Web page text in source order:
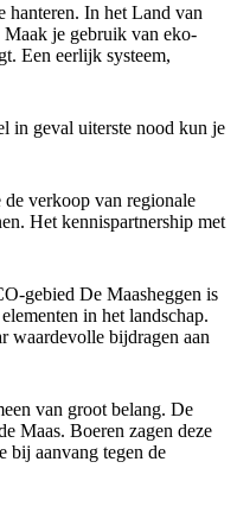
hanteren. In het Land van
Maak je gebruik van eko-
Een eerlijk systeem,
in geval uiterste nood kun je
verkoop van regionale
Het kennispartnership met
gebied De Maasheggen is
in het landschap.
waardevolle bijdragen aan
van groot belang. De
Maas. Boeren zagen deze
bij aanvang tegen de